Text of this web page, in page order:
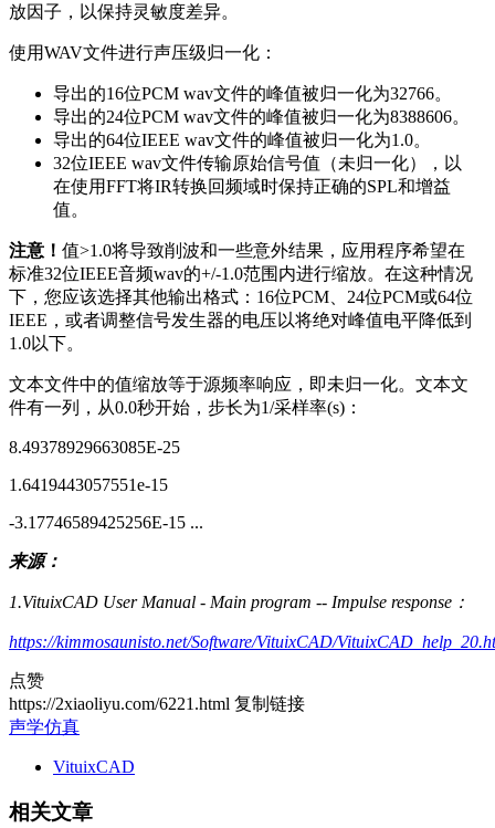
放因子，以保持灵敏度差异。
使用WAV文件进行声压级归一化：
导出的16位PCM wav文件的峰值被归一化为32766。
导出的24位PCM wav文件的峰值被归一化为8388606。
导出的64位IEEE wav文件的峰值被归一化为1.0。
32位IEEE wav文件传输原始信号值（未归一化），以
在使用FFT将IR转换回频域时保持正确的SPL和增益
值。
注意！ 值>1.0将导致削波和一些意外结果，应用程序希望在
标准32位IEEE音频wav的+/-1.0范围内进行缩放。在这种情况
下，您应该选择其他输出格式：16位PCM、24位PCM或64位
IEEE，或者调整信号发生器的电压以将绝对峰值电平降低到
1.0以下。
文本文件中的值缩放等于源频率响应，即未归一化。文本文
件有一列，从0.0秒开始，步长为1/采样率(s)：
8.49378929663085E-25
1.6419443057551e-15
-3.17746589425256E-15 ...
来源：
1.VituixCAD User Manual - Main program -- Impulse response：
https://kimmosaunisto.net/Software/VituixCAD/
点赞
https://2xiaoliyu.com/6221.html 复制链接
声学仿真
VituixCAD
相关文章